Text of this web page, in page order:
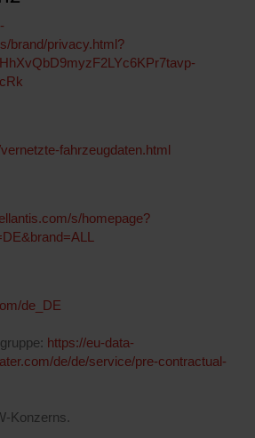
brand/privacy.html?
fahrzeugdaten.html
s/homepage?
de_DE
https://eu-data-
de/de/service/pre-contractual-
Konzerns.